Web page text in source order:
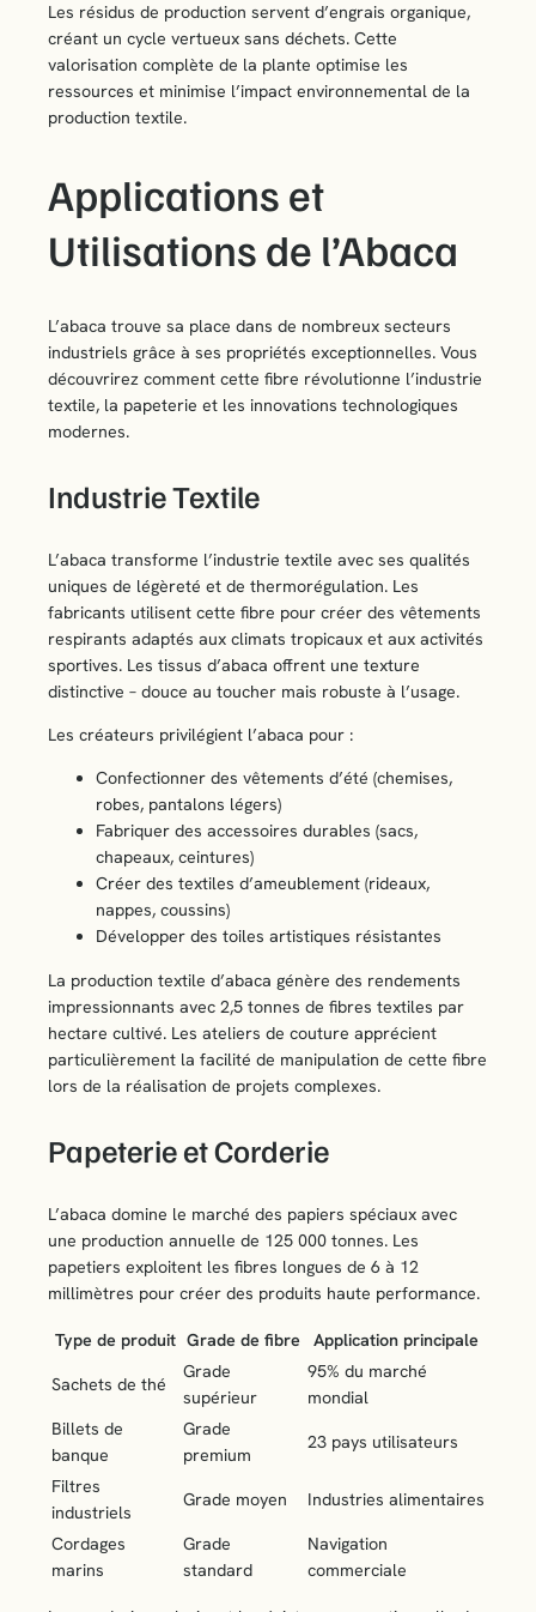
Les résidus de production servent d’engrais organique,
créant un cycle vertueux sans déchets. Cette
valorisation complète de la plante optimise les
ressources et minimise l’impact environnemental de la
production textile.
Applications et
Utilisations de l’Abaca
L’abaca trouve sa place dans de nombreux secteurs
industriels grâce à ses propriétés exceptionnelles. Vous
découvrirez comment cette fibre révolutionne l’industrie
textile, la papeterie et les innovations technologiques
modernes.
Industrie Textile
L’abaca transforme l’industrie textile avec ses qualités
uniques de légèreté et de thermorégulation. Les
fabricants utilisent cette fibre pour créer des vêtements
respirants adaptés aux climats tropicaux et aux activités
sportives. Les tissus d’abaca offrent une texture
distinctive – douce au toucher mais robuste à l’usage.
Les créateurs privilégient l’abaca pour :
Confectionner des vêtements d’été (chemises,
robes, pantalons légers)
Fabriquer des accessoires durables (sacs,
chapeaux, ceintures)
Créer des textiles d’ameublement (rideaux,
nappes, coussins)
Développer des toiles artistiques résistantes
La production textile d’abaca génère des rendements
impressionnants avec 2,5 tonnes de fibres textiles par
hectare cultivé. Les ateliers de couture apprécient
particulièrement la facilité de manipulation de cette fibre
lors de la réalisation de projets complexes.
Papeterie et Corderie
L’abaca domine le marché des papiers spéciaux avec
une production annuelle de 125 000 tonnes. Les
papetiers exploitent les fibres longues de 6 à 12
millimètres pour créer des produits haute performance.
Type de produit Grade de fibre Application principale
Sachets de thé
Grade
supérieur
95% du marché
mondial
Billets de
banque
Grade
premium
23 pays utilisateurs
Filtres
industriels
Grade moyen Industries alimentaires
Cordages
marins
Grade
standard
Navigation
commerciale